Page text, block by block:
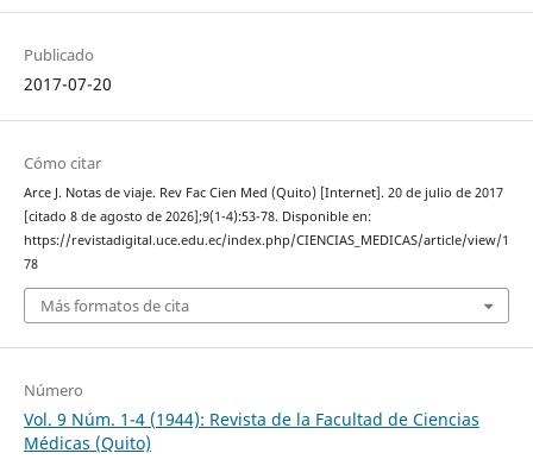
Publicado
2017-07-20
Cómo citar
Arce J. Notas de viaje. Rev Fac Cien Med (Quito) [Internet]. 20 de julio de 2017
[citado 8 de agosto de 2026];9(1-4):53-78. Disponible en:
https://revistadigital.uce.edu.ec/index.php/CIENCIAS_MEDICAS/article/view/1
78
Más formatos de cita
Número
Vol. 9 Núm. 1-4 (1944): Revista de la Facultad de Ciencias
Médicas (Quito)